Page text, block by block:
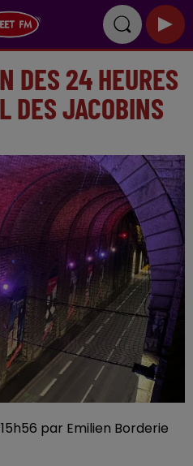
DES 24 HEURES
DES JACOBINS
par Emilien Borderie